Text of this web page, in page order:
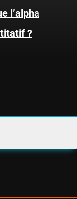
l’alpha
?